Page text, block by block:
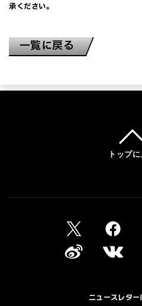
承ください。
一覧に戻る
トップ
ニュースレター